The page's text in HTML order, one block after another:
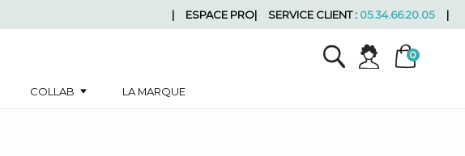
ESPACE PRO SERVICE CLIENT : 05.34.66.20.05
COLLAB LA MARQUE